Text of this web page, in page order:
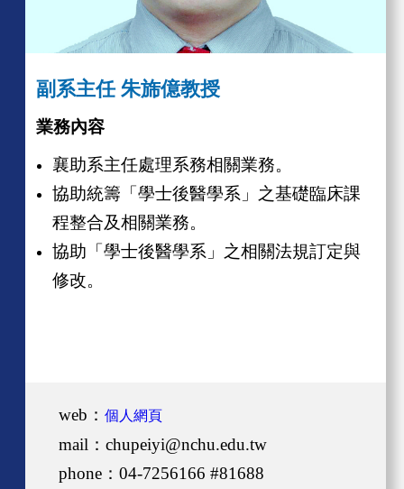
副系主任 朱旆億教授
業務內容
襄助系主任處理系務相關業務。
協助統籌「學士後醫學系」之基礎臨床課
程整合及相關業務。
協助「學士後醫學系」之相關法規訂定與
修改。
web： 個人網頁
mail：chupeiyi@nchu.edu.tw
phone：04-7256166 #81688